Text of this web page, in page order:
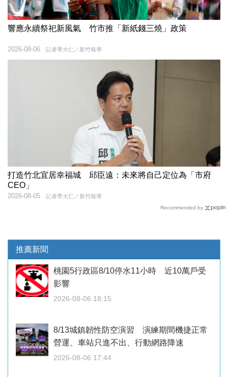
響應永續祭祀新風氣 竹市推「新紙錢三燒」政策
記者季大仁／新竹報導
2026-08-06
打造竹北宜居幸福城 邱臣遠：未來將自己定位為「市府
CEO」
記者季大仁／新竹報導
2026-08-05
Recommended by
推薦新聞
桃園5行政區8/10停水11小時 近10萬戶受
影響
2026-08-06 18:15
8/13城鎮韌性防空演習 演練期間機捷正常
營運、車站只進不出、行動網路降速
2026-08-06 17:44